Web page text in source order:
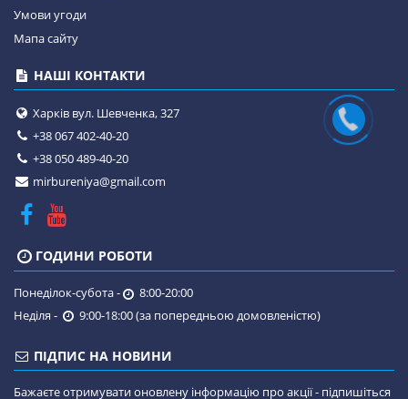
Умови угоди
Мапа сайту
НАШІ КОНТАКТИ
Харків вул. Шевченка, 327
+38 067 402-40-20
+38 050 489-40-20
mirbureniya@gmail.com
ГОДИНИ РОБОТИ
Понеділок-субота -
8:00-20:00
Неділя -
9:00-18:00 (за попередньою домовленістю)
ПІДПИС НА НОВИНИ
Бажаєте отримувати оновлену інформацію про акції - підпишіться